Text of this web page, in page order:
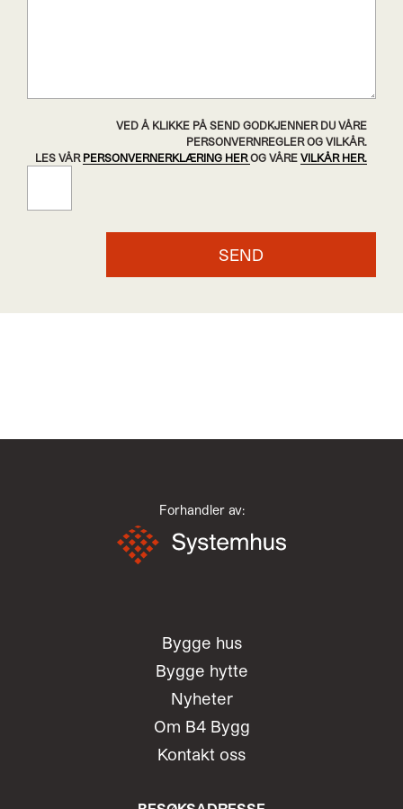
VED Å KLIKKE PÅ SEND GODKJENNER DU VÅRE
PERSONVERNREGLER OG VILKÅR.
LES VÅR PERSONVERNERKLÆRING HEROG VÅRE VILKÅR HER.
Forhandler av:
Bygge hus
Bygge hytte
Nyheter
Om B4 Bygg
Kontakt oss